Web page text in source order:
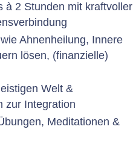
à 2 Stunden mit kraftvoller
Ahnenheilung, Innere
lösen, (finanzielle)
Welt &
zur Integration
Meditationen &